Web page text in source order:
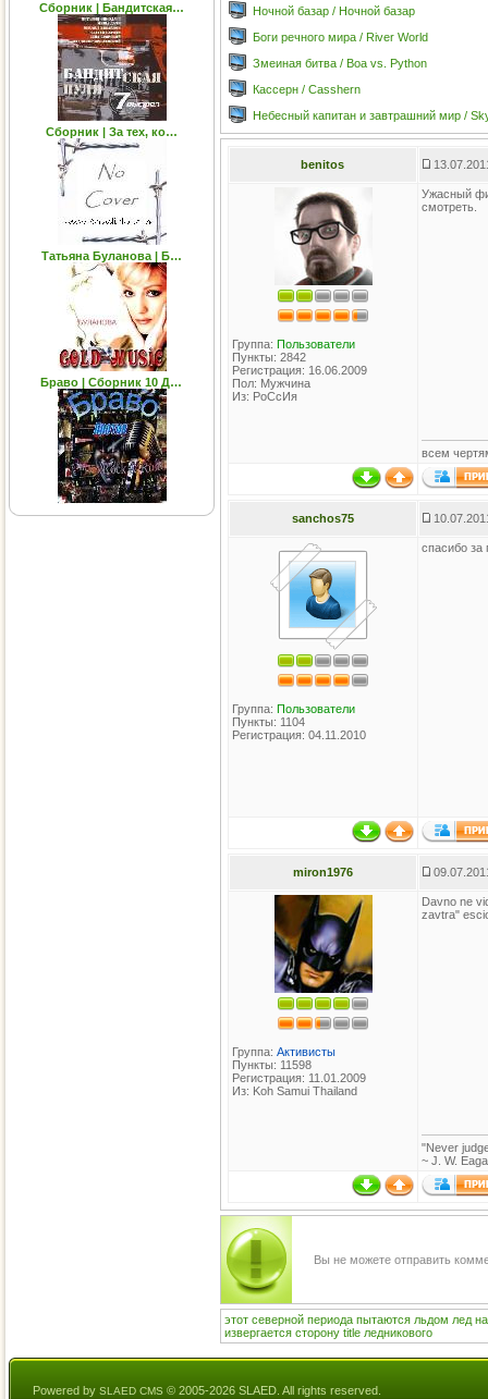
Сборник | Бандитская…
Сборник | За тех, ко…
Татьяна Буланова | Б…
Браво | Сборник 10 Д…
Ночной базар / Ночной базар
Боги речного мира / River World
Змеиная битва / Boa vs. Python
Кассерн / Casshern
Небесный капитан и завтрашний мир /
benitos
Группа: Пользователи
Пункты: 2842
Регистрация: 16.06.2009
Пол: Мужчина
Из: РоСсИя
Ужасный
смотреть.
всем
sanchos75
Группа: Пользователи
Пункты: 1104
Регистрация: 04.11.2010
спасибо за
miron1976
Группа: Активисты
Пункты: 11598
Регистрация: 11.01.2009
Из: Koh Samui Thailand
Davno ne
zavtra"
"Never
~ J. W.
Вы не можете отправить
этот северной периода пытаются льдом лед
извергается сторону title ледникового
Powered by SLAED CMS © 2005-2026 SLAED. All rights reserved.